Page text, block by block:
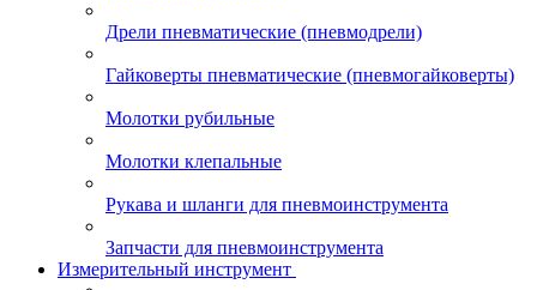
Дрели пневматические (пневмодрели)
Гайковерты пневматические (пневмогайковерты)
Молотки рубильные
Молотки клепальные
Рукава и шланги для пневмоинструмента
Запчасти для пневмоинструмента
Измерительный инструмент